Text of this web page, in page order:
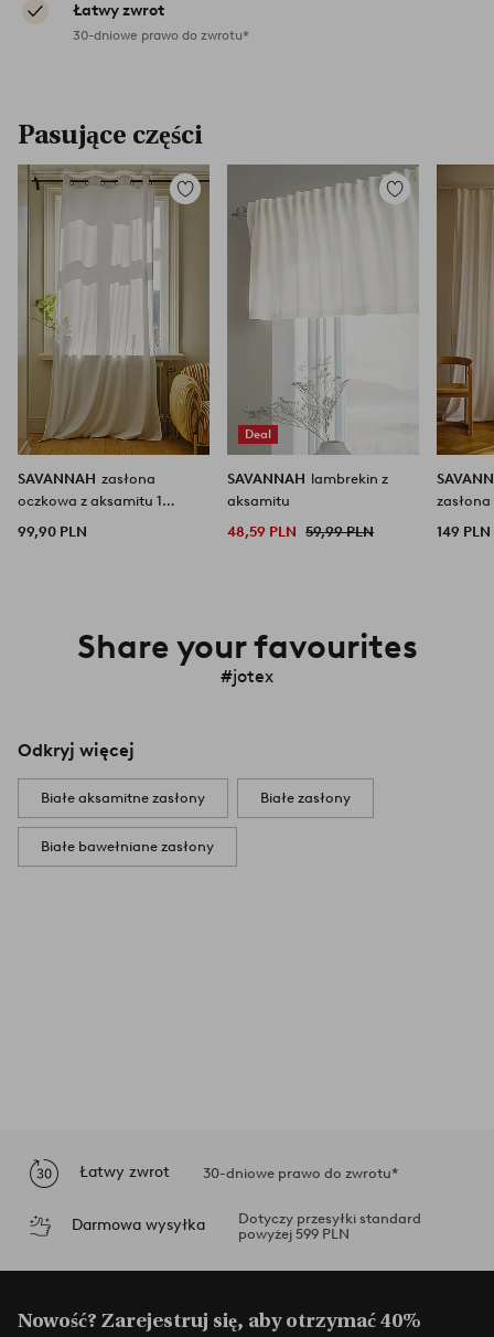
Łatwy zwrot
30-dniowe prawo do zwrotu*
Pasujące części
Dodaj
SAVANNAH zasłona
oczkowa z aksamitu 1
99,90 PLN
Deal
Dodaj
ulubionych
SAVANNAH lambrekin z
aksamitu
48,59 PLN
59,99 PLN 149 PLN
Share your favourites
#jotex
Odkryj więcej
Białe aksamitne zasłony Białe zasłony
Białe bawełniane zasłony
Łatwy zwrot 30-dniowe prawo do zwrotu*
Darmowa wysyłka
Dotyczy przesyłki standard
powyżej 599 PLN
Nowość? Zarejestruj się, aby otrzymać 40%